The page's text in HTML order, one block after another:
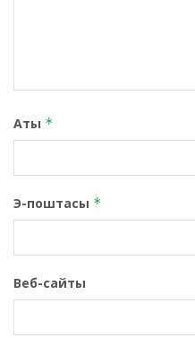
Аты *
Э-поштасы *
Веб-сайты